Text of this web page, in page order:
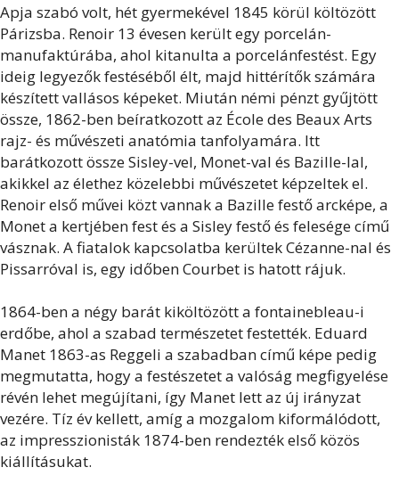
Apja szabó volt, hét gyermekével 1845 körül költözött
Párizsba. Renoir 13 évesen került egy porcelán-
manufaktúrába, ahol kitanulta a porcelánfestést. Egy
ideig legyezők festéséből élt, majd hittérítők számára
készített vallásos képeket. Miután némi pénzt gyűjtött
össze, 1862-ben beíratkozott az École des Beaux Arts
rajz- és művészeti anatómia tanfolyamára. Itt
barátkozott össze Sisley-vel, Monet-val és Bazille-lal,
akikkel az élethez közelebbi művészetet képzeltek el.
Renoir első művei közt vannak a Bazille festő arcképe, a
Monet a kertjében fest és a Sisley festő és felesége című
vásznak. A fiatalok kapcsolatba kerültek Cézanne-nal és
Pissarróval is, egy időben Courbet is hatott rájuk.
1864-ben a négy barát kiköltözött a fontainebleau-i
erdőbe, ahol a szabad természetet festették. Eduard
Manet 1863-as Reggeli a szabadban című képe pedig
megmutatta, hogy a festészetet a valóság megfigyelése
révén lehet megújítani, így Manet lett az új irányzat
vezére. Tíz év kellett, amíg a mozgalom kiformálódott,
az impresszionisták 1874-ben rendezték első közös
kiállításukat.